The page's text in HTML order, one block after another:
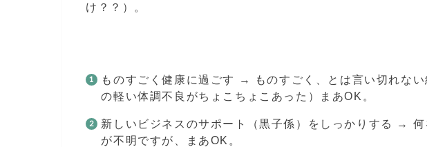
け？？）。
ものすごく健康に過ごす → ものすごく、とは言い切れな
の軽い体調不良がちょこちょこあった）まあOK。
新しいビジネスのサポート（黒子係）をしっかりする →
が不明ですが、まあOK。